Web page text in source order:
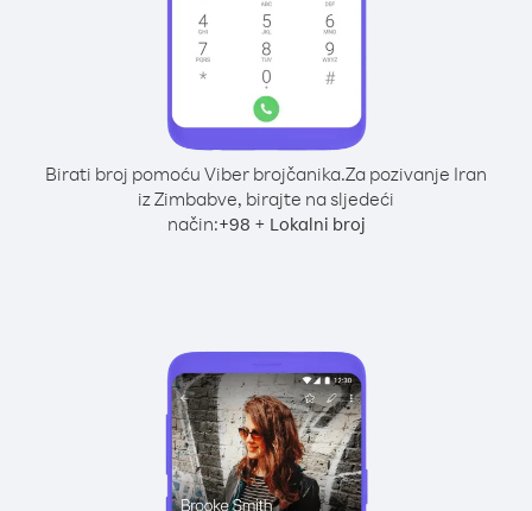
Birati broj pomoću Viber brojčanika.Za pozivanje Iran
iz Zimbabve, birajte na sljedeći
način:+98 + Lokalni broj